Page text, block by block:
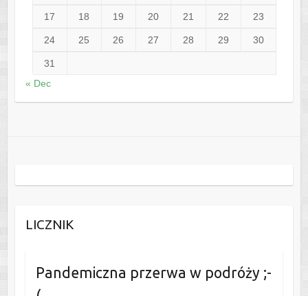
17 18 19 20 21 22 23
24 25 26 27 28 29 30
31
« Dec
LICZNIK
Pandemiczna przerwa w podróży ;-